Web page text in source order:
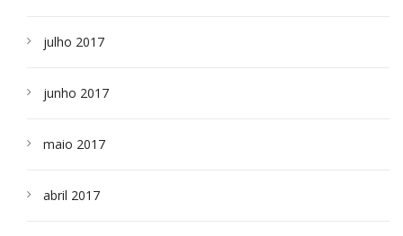
julho 2017
junho 2017
maio 2017
abril 2017